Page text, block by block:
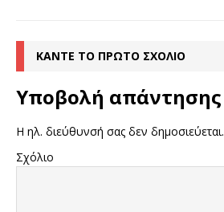
ΚΆΝΤΕ ΤΟ ΠΡΏΤΟ ΣΧΌΛΙΟ
Υποβολή απάντησης
Η ηλ. διεύθυνσή σας δεν δημοσιεύεται.
Σχόλιο